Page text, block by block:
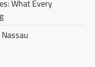
What Every